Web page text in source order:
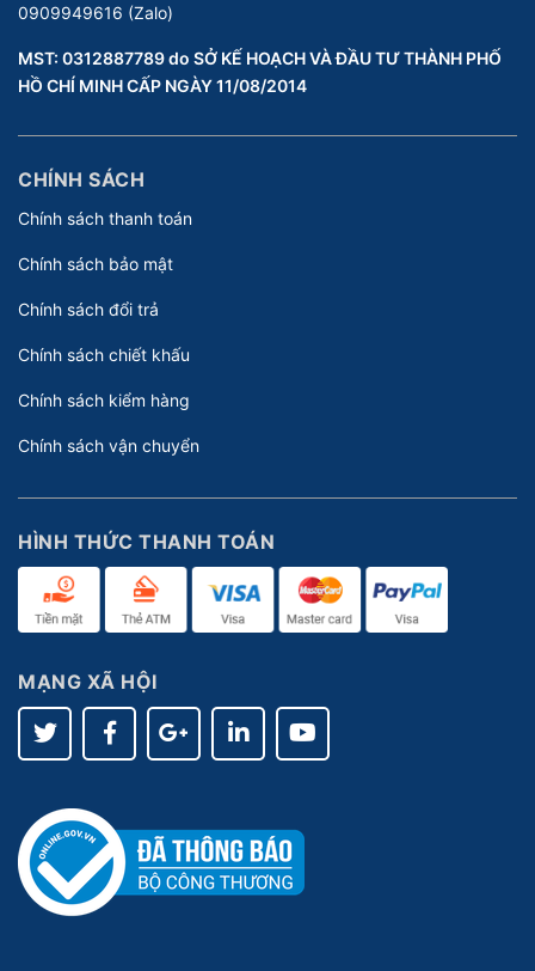
0909949616 (Zalo)
MST: 0312887789 do SỞ KẾ HOẠCH VÀ ĐẦU TƯ THÀNH PHỐ
HỒ CHÍ MINH CẤP NGÀY 11/08/2014
CHÍNH SÁCH
Chính sách thanh toán
Chính sách bảo mật
Chính sách đổi trả
Chính sách chiết khấu
Chính sách kiểm hàng
Chính sách vận chuyển
HÌNH THỨC THANH TOÁN
MẠNG XÃ HỘI